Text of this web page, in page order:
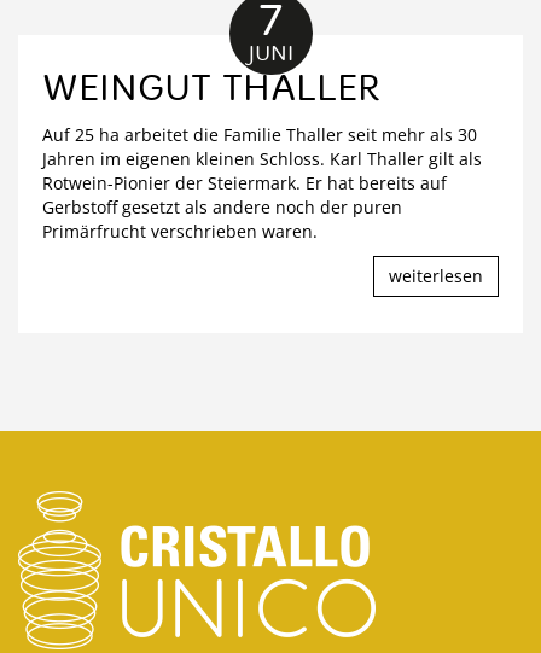
7
JUNI
WEINGUT THALLER
Auf 25 ha arbeitet die Familie Thaller seit mehr als 30
Jahren im eigenen kleinen Schloss. Karl Thaller gilt als
Rotwein-Pionier der Steiermark. Er hat bereits auf
Gerbstoff gesetzt als andere noch der puren
Primärfrucht verschrieben waren.
weiterlesen